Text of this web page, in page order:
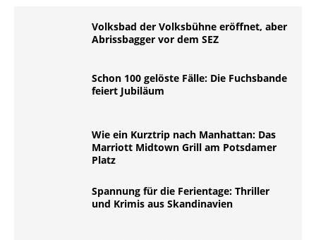
Volksbad der Volksbühne eröffnet, aber
Abrissbagger vor dem SEZ
Schon 100 gelöste Fälle: Die Fuchsbande
feiert Jubiläum
Wie ein Kurztrip nach Manhattan: Das
Marriott Midtown Grill am Potsdamer
Platz
Spannung für die Ferientage: Thriller
und Krimis aus Skandinavien